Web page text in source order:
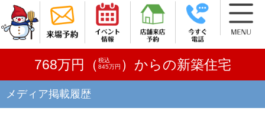
768万円（ 税込
845万円 ）からの新築住宅
メディア掲載履歴